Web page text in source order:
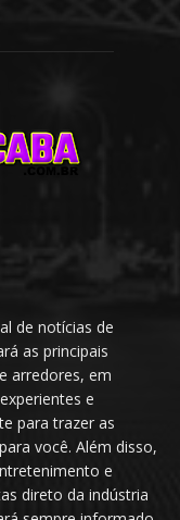
de notícias de
as principais
arredores, em
e
para trazer as
você. Além disso,
e
direto da indústria